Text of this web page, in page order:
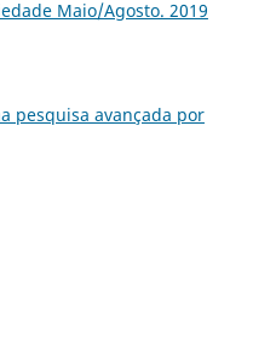
Maio/Agosto. 2019
pesquisa avançada por